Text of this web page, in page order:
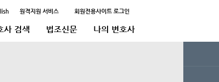
원격지원 서비스 회원전용사이트 로그인
사 검색 법조신문 나의 변호사